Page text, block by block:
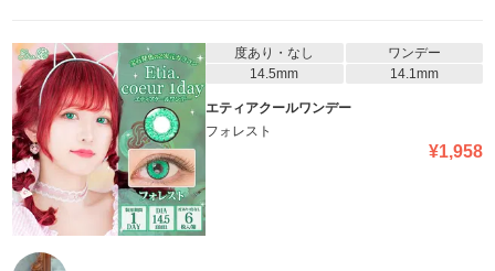
度あり・なし
ワンデー
14.5mm
14.1mm
エティアクールワンデー
フォレスト
¥1,958